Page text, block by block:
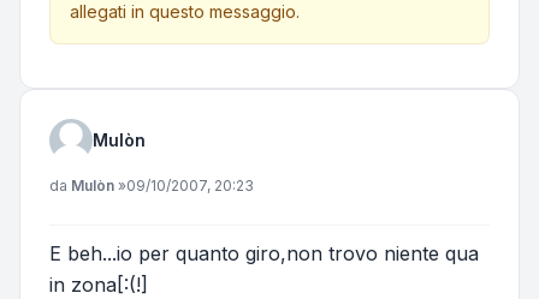
allegati in questo messaggio.
Mulòn
Messaggio
da Mulòn »09/10/2007, 20:23
E beh...io per quanto giro,non trovo niente qua
in zona[:(!]